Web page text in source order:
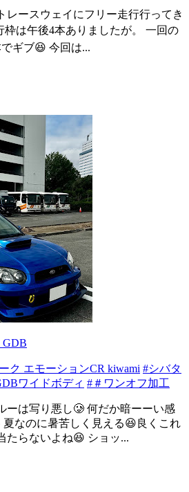
レースウェイにフリー走行行ってき
枠は午後4本ありましたが。 一回の
ギブ😆 今回は...
GDB
ク エモーションCR kiwami #シバタ
ワイドボディ #＃ワンオフ加工
ーは写り悪し🥲 何だか暗ーーい感
なのに暑苦しく見える😆良くこれ
たらないよね😆 ショッ...